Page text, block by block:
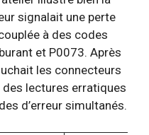
signalait une perte
à des codes
et P0073. Après
les connecteurs
des lectures erratiques
d’erreur simultanés.